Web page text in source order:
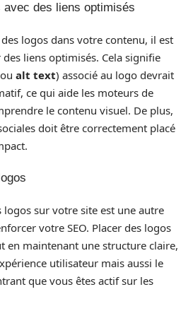
avec des liens optimisés
logos dans votre contenu, il est
liens optimisés. Cela signifie
alt text) associé au logo devrait
ce qui aide les moteurs de
le contenu visuel. De plus,
doit être correctement placé
sur votre site est une autre
votre SEO. Placer des logos
en maintenant une structure claire,
utilisateur mais aussi le
que vous êtes actif sur les